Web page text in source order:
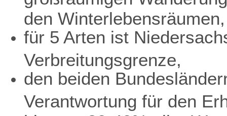
den Winterlebensräumen,
für 5 Arten ist
Verbreitungsgrenze,
den beiden
Verantwortung für den